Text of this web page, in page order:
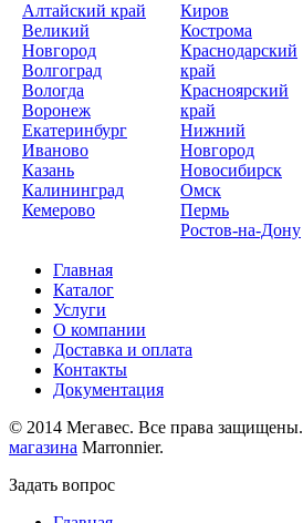
Алтайский край
Великий
Новгород
Волгоград
Вологда
Воронеж
Екатеринбург
Иваново
Казань
Калининград
Кемерово
Киров
Кострома
Краснодарский
край
Красноярский
край
Нижний
Новгород
Новосибирск
Омск
Пермь
Ростов-на-Дону
Главная
Каталог
Услуги
О компании
Доставка и оплата
Контакты
Документация
© 2014 Мегавес. Все права защищены.
магазина Marronnier.
Задать вопрос